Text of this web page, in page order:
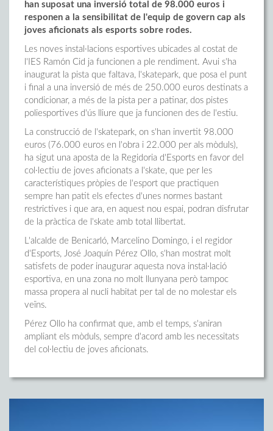
han suposat una inversió total de 98.000 euros i
responen a la sensibilitat de l'equip de govern cap als
joves aficionats als esports sobre rodes.
Les noves instal·lacions esportives ubicades al costat de
l'IES Ramón Cid ja funcionen a ple rendiment. Avui s'ha
inaugurat la pista que faltava, l'skatepark, que posa el punt
i final a una inversió de més de 250.000 euros destinats a
condicionar, a més de la pista per a patinar, dos pistes
poliesportives d'ús lliure que ja funcionen des de l'estiu.
La construcció de l'skatepark, on s'han invertit 98.000
euros (76.000 euros en l'obra i 22.000 per als mòduls),
ha sigut una aposta de la Regidoria d'Esports en favor del
col·lectiu de joves aficionats a l'skate, que per les
característiques pròpies de l'esport que practiquen
sempre han patit els efectes d'unes normes bastant
restrictives i que ara, en aquest nou espai, podran disfrutar
de la pràctica de l'skate amb total llibertat.
L'alcalde de Benicarló, Marcelino Domingo, i el regidor
d'Esports, José Joaquín Pérez Ollo, s'han mostrat molt
satisfets de poder inaugurar aquesta nova instal·lació
esportiva, en una zona no molt llunyana però tampoc
massa propera al nucli habitat per tal de no molestar els
veïns.
Pérez Ollo ha confirmat que, amb el temps, s'aniran
ampliant els mòduls, sempre d'acord amb les necessitats
del col·lectiu de joves aficionats.